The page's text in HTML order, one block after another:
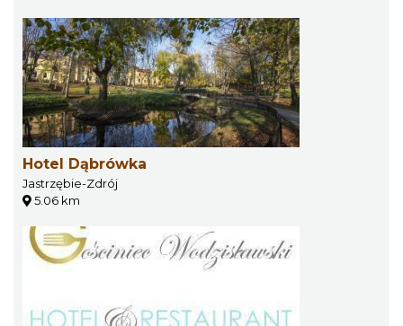
Hotel Dąbrówka
Jastrzębie-Zdrój
5.06 km